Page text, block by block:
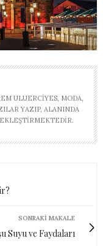
ULUERCIYES, MODA,
YAZIP, ALANINDA
SONRAKI MAKALE
Suyu ve Faydaları